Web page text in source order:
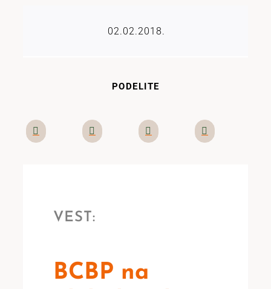
02.02.2018.
PODELITE
VEST:
BCBP na